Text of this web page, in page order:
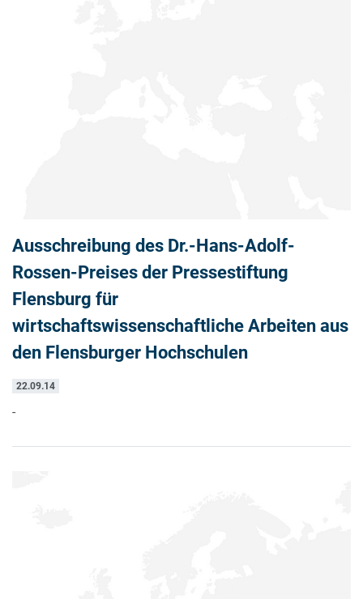
Ausschreibung des Dr.-Hans-Adolf-
Rossen-Preises der Pressestiftung
Flensburg für
wirtschaftswissenschaftliche Arbeiten aus
den Flensburger Hochschulen
22.09.14
-